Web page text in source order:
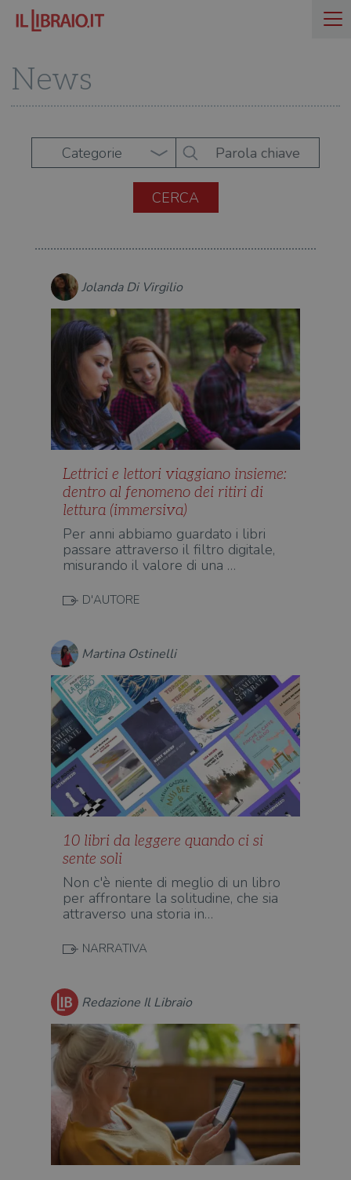
News
Categorie
Jolanda Di Virgilio
Lettrici e lettori viaggiano insieme:
dentro al fenomeno dei ritiri di
lettura (immersiva)
Per anni abbiamo guardato i libri
passare attraverso il filtro digitale,
misurando il valore di una …
D'AUTORE
Martina Ostinelli
10 libri da leggere quando ci si
sente soli
Non c'è niente di meglio di un libro
per affrontare la solitudine, che sia
attraverso una storia in…
NARRATIVA
Redazione Il Libraio